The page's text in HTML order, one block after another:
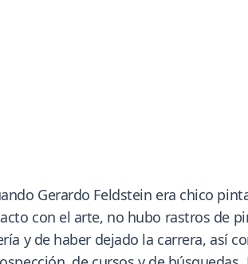
Gerardo Feldstein era chico
con el arte, no hubo rastros de
y de haber dejado la carrera, así